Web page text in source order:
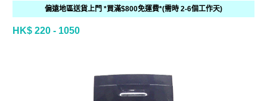
偏遠地區送貨上門 *買滿$800免運費*(需時 2-6個工作天)
HK$ 220 - 1050